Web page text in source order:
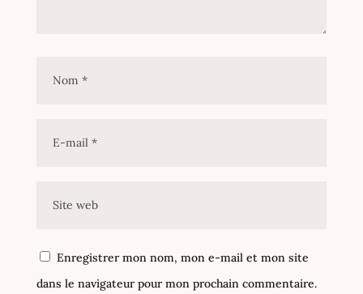
Enregistrer mon nom, mon e-mail et mon site
dans le navigateur pour mon prochain commentaire.